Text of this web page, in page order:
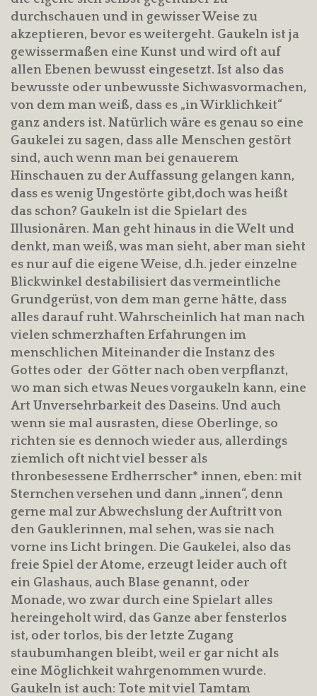
durchschauen und in gewisser Weise zu
akzeptieren, bevor es weitergeht. Gaukeln ist ja
gewissermaßen eine Kunst und wird oft auf
allen Ebenen bewusst eingesetzt. Ist also das
bewusste oder unbewusste Sichwasvormachen,
von dem man weiß, dass es „in Wirklichkeit“
ganz anders ist. Natürlich wäre es genau so eine
Gaukelei zu sagen, dass alle Menschen gestört
sind, auch wenn man bei genauerem
Hinschauen zu der Auffassung gelangen kann,
dass es wenig Ungestörte gibt,doch was heißt
das schon? Gaukeln ist die Spielart des
Illusionären. Man geht hinaus in die Welt und
denkt, man weiß, was man sieht, aber man sieht
es nur auf die eigene Weise, d.h. jeder einzelne
Blickwinkel destabilisiert das vermeintliche
Grundgerüst, von dem man gerne hätte, dass
alles darauf ruht. Wahrscheinlich hat man nach
vielen schmerzhaften Erfahrungen im
menschlichen Miteinander die Instanz des
Gottes oder der Götter nach oben verpflanzt,
wo man sich etwas Neues vorgaukeln kann, eine
Art Unversehrbarkeit des Daseins. Und auch
wenn sie mal ausrasten, diese Oberlinge, so
richten sie es dennoch wieder aus, allerdings
ziemlich oft nicht viel besser als
thronbesessene Erdherrscher* innen, eben: mit
Sternchen versehen und dann „innen“, denn
gerne mal zur Abwechslung der Auftritt von
den Gauklerinnen, mal sehen, was sie nach
vorne ins Licht bringen. Die Gaukelei, also das
freie Spiel der Atome, erzeugt leider auch oft
ein Glashaus, auch Blase genannt, oder
Monade, wo zwar durch eine Spielart alles
hereingeholt wird, das Ganze aber fensterlos
ist, oder torlos, bis der letzte Zugang
staubumhangen bleibt, weil er gar nicht als
eine Möglichkeit wahrgenommen wurde.
Gaukeln ist auch: Tote mit viel Tamtam